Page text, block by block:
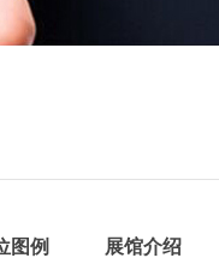
图例 展馆介绍